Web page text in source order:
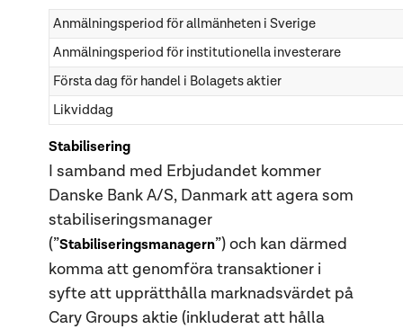
Anmälningsperiod för allmänheten i Sverige
Anmälningsperiod för institutionella investerare
Första dag för handel i Bolagets aktier
Likviddag
Stabilisering
I samband med Erbjudandet kommer
Danske Bank A/S, Danmark att agera som
stabiliseringsmanager
(”Stabiliseringsmanagern”) och kan därmed
komma att genomföra transaktioner i
syfte att upprätthålla marknadsvärdet på
Cary Groups aktie (inkluderat att hålla